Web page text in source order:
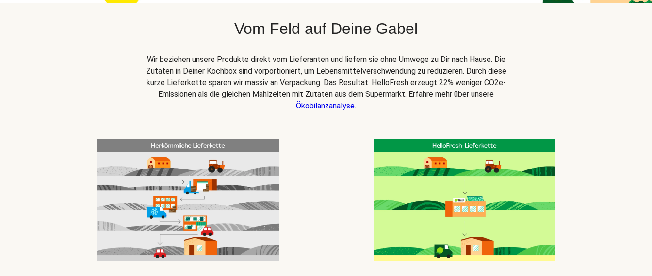
Vom Feld auf Deine Gabel
Wir beziehen unsere Produkte direkt vom Lieferanten und liefern sie ohne Umwege zu Dir nach Hause. Die
Zutaten in Deiner Kochbox sind vorportioniert, um Lebensmittelverschwendung zu reduzieren. Durch diese
kurze Lieferkette sparen wir massiv an Verpackung. Das Resultat: HelloFresh erzeugt 22% weniger CO2e-
Emissionen als die gleichen Mahlzeiten mit Zutaten aus dem Supermarkt. Erfahre mehr über unsere
Ökobilanzanalyse.